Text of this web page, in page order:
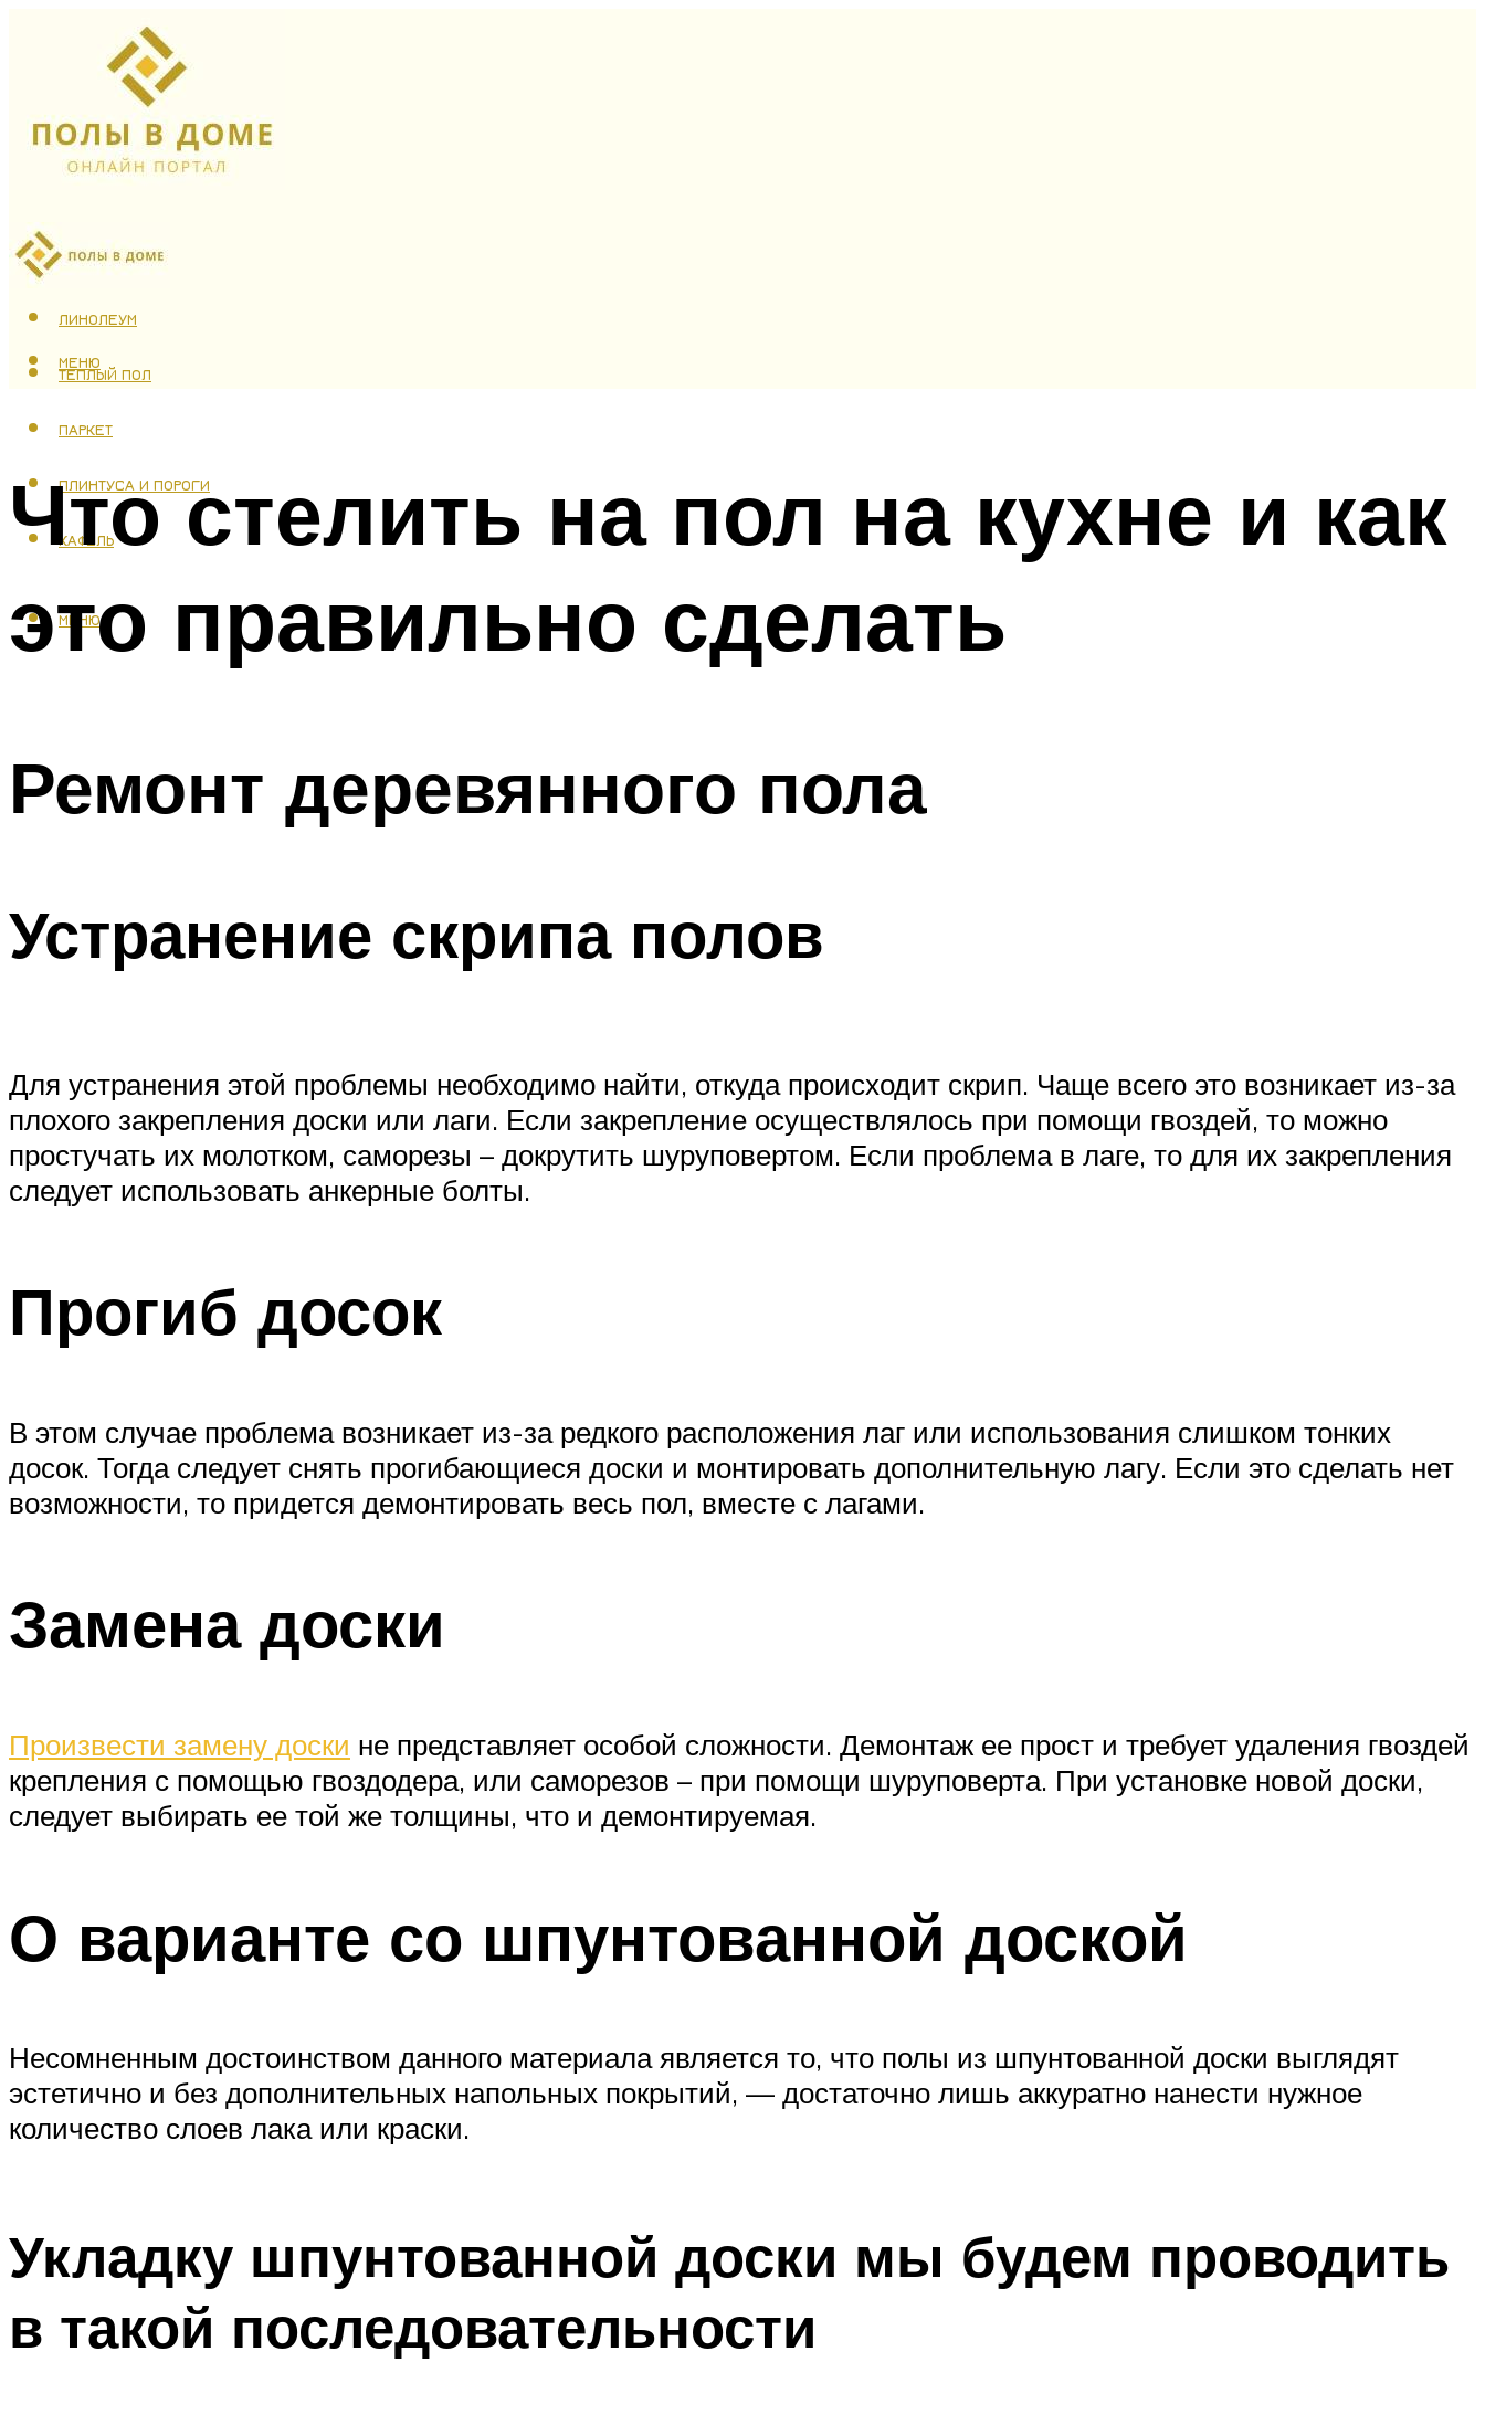
ЛАМИНАТ
ЛИНОЛЕУМ
ТЕПЛЫЙ ПОЛ
ПАРКЕТ
ПЛИНТУСА И ПОРОГИ
КАФЕЛЬ
МЕНЮ
МЕНЮ
Что стелить на пол на кухне и как
это правильно сделать
Ремонт деревянного пола
Устранение скрипа полов
Для устранения этой проблемы необходимо найти, откуда происходит скрип. Чаще всего это возникает из-за
плохого закрепления доски или лаги. Если закрепление осуществлялось при помощи гвоздей, то можно
простучать их молотком, саморезы – докрутить шуруповертом. Если проблема в лаге, то для их закрепления
следует использовать анкерные болты.
Прогиб досок
В этом случае проблема возникает из-за редкого расположения лаг или использования слишком тонких
досок. Тогда следует снять прогибающиеся доски и монтировать дополнительную лагу. Если это сделать нет
возможности, то придется демонтировать весь пол, вместе с лагами.
Замена доски
Произвести замену доски не представляет особой сложности. Демонтаж ее прост и требует удаления гвоздей
крепления с помощью гвоздодера, или саморезов – при помощи шуруповерта. При установке новой доски,
следует выбирать ее той же толщины, что и демонтируемая.
О варианте со шпунтованной доской
Несомненным достоинством данного материала является то, что полы из шпунтованной доски выглядят
эстетично и без дополнительных напольных покрытий, — достаточно лишь аккуратно нанести нужное
количество слоев лака или краски.
Укладку шпунтованной доски мы будем проводить
в такой последовательности